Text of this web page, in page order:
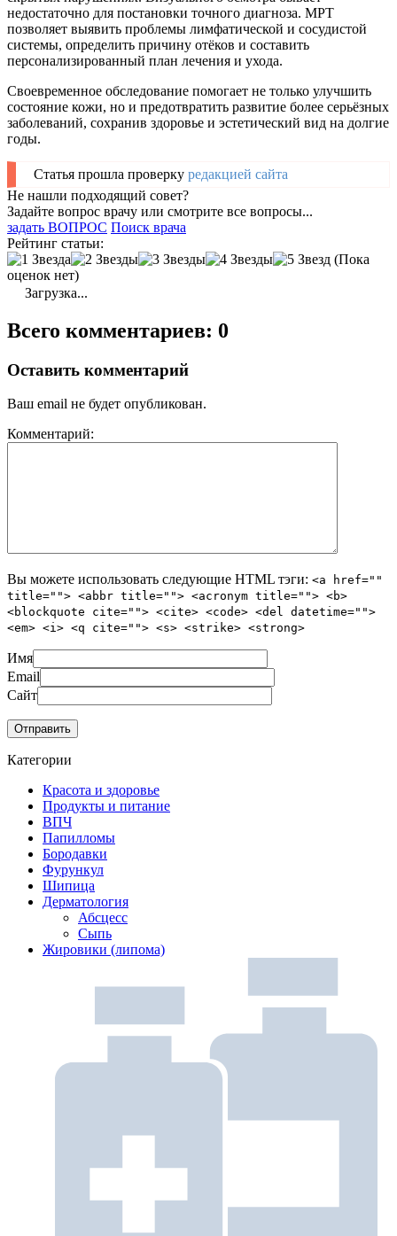
недостаточно для постановки точного диагноза. МРТ
позволяет выявить проблемы лимфатической и сосудистой
системы, определить причину отёков и составить
персонализированный план лечения и ухода.
Своевременное обследование помогает не только улучшить
состояние кожи, но и предотвратить развитие более серьёзных
заболеваний, сохранив здоровье и эстетический вид на долгие
годы.
Статья прошла проверку редакцией сайта
Не нашли подходящий совет?
Задайте вопрос врачу или смотрите все вопросы...
задать ВОПРОС Поиск врача
Рейтинг статьи:
(Пока
оценок нет)
Загрузка...
Всего комментариев: 0
Оставить комментарий
Ваш email не будет опубликован.
Комментарий:
Вы можете использовать следующие HTML тэги: <a href=""
title=""> <abbr title=""> <acronym title=""> <b>
<blockquote cite=""> <cite> <code> <del datetime="">
<em> <i> <q cite=""> <s> <strike> <strong>
Имя
Email
Сайт
Категории
Красота и здоровье
Продукты и питание
ВПЧ
Папилломы
Бородавки
Фурункул
Шипица
Дерматология
Абсцесс
Сыпь
Жировики (липома)